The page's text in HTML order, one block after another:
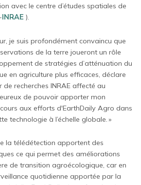
avec le centre d’études spatiales de
- INRAE ).
je suis profondément convaincu que
de la terre joueront un rôle
de stratégies d’atténuation du
en agriculture plus efficaces, déclare
de recherches INRAE affecté au
de pouvoir apporter mon
aux efforts d'EarthDaily Agro dans
technologie à l’échelle globale.»
la télédétection apportent des
ce qui permet des améliorations
de transition agroécologique, car en
quotidienne apportée par la